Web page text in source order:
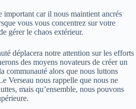
car il nous maintient ancrés
vous vous concentrez sur votre
gérer le chaos extérieur.
déplacera notre attention sur les efforts
des moyens novateurs de créer un
communauté alors que nous luttons
Verseau nous rappelle que nous ne
mais qu’ensemble, nous pouvons